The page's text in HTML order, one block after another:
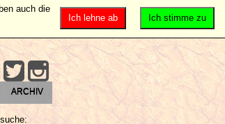
ARCHIV
Ich stimme zu
Ich lehne ab
auch die